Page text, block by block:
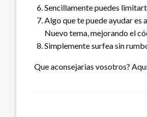
Sencillamente puedes
Algo que te puede ayudar es
Nuevo tema, mejorando el
Simplemente surfea sin
Que aconsejarias vosotros?